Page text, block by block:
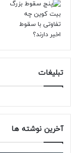
تبلیغات
آخرین نوشته ها